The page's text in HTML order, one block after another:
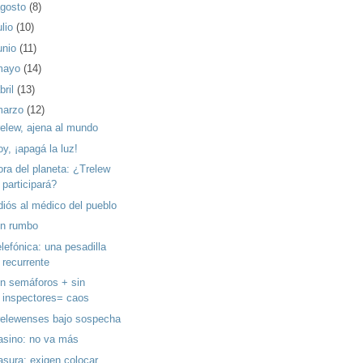
(8)
(10)
(11)
(14)
(13)
(12)
ajena al mundo
¡apagá la luz!
del planeta: ¿Trelew
participará?
al médico del pueblo
rumbo
una pesadilla
recurrente
semáforos + sin
inspectores= caos
bajo sospecha
no va más
exigen colocar